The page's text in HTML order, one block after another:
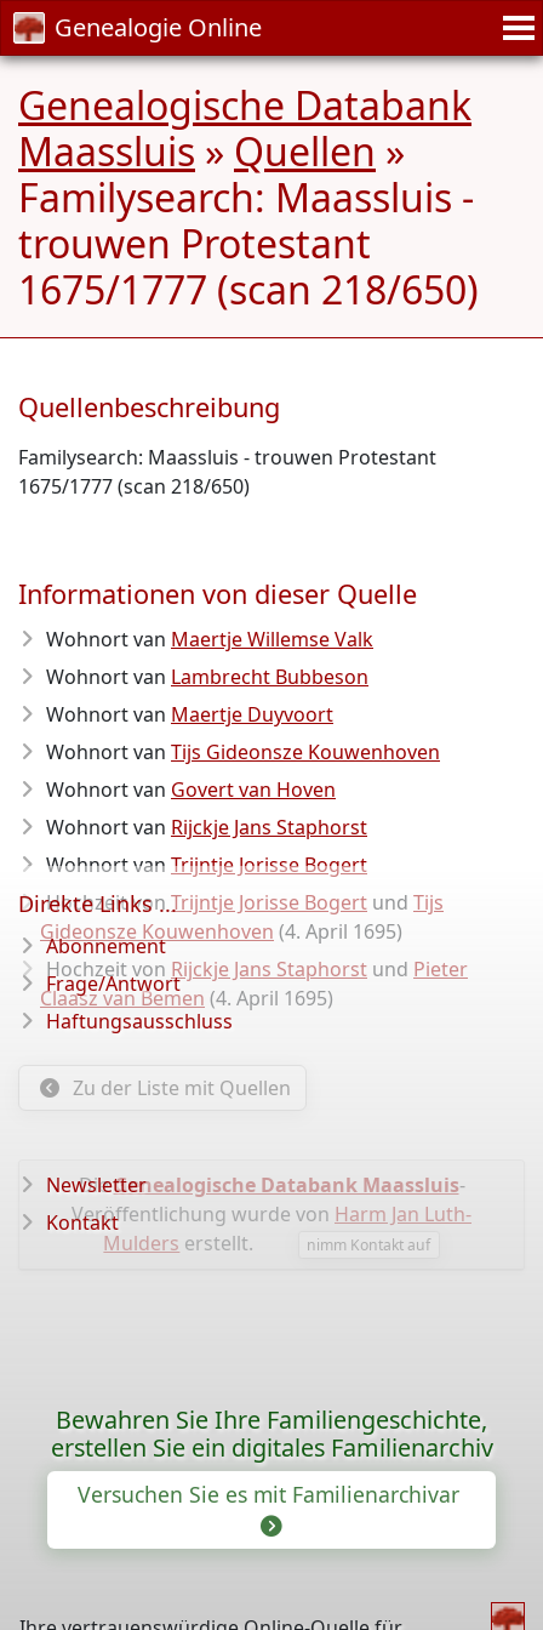
Genealogie Online
Genealogische Databank
Maassluis » Quellen »
Familysearch: Maassluis -
trouwen Protestant
1675/1777 (scan 218/650)
Quellenbeschreibung
Familysearch: Maassluis - trouwen Protestant
1675/1777 (scan 218/650)
Informationen von dieser Quelle
Wohnort van Maertje Willemse Valk
Wohnort van Lambrecht Bubbeson
Wohnort van Maertje Duyvoort
Wohnort van Tijs Gideonsze Kouwenhoven
Wohnort van Govert van Hoven
Wohnort van Rijckje Jans Staphorst
Wohnort van Trijntje Jorisse Bogert
Hochzeit von Trijntje Jorisse Bogert und Tijs
Gideonsze Kouwenhoven (4. April 1695)
Hochzeit von Rijckje Jans Staphorst und Pieter
Claasz van Bemen (4. April 1695)
Zu der Liste mit Quellen
DieGenealogische Databank Maassluis-
Veröffentlichung wurde von Harm Jan Luth-
Mulders erstellt. nimm Kontakt auf
Direkte Links ...
Abonnement
Frage/Antwort
Haftungsausschluss
Newsletter
Kontakt
Bewahren Sie Ihre Familiengeschichte,
erstellen Sie ein digitales Familienarchiv
Versuchen Sie es mit Familienarchivar